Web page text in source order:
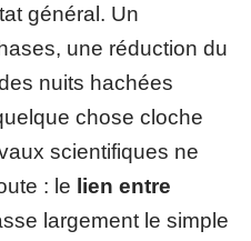
général. Un
une réduction du
nuits hachées
chose cloche
scientifiques ne
: le lien entre
largement le simple